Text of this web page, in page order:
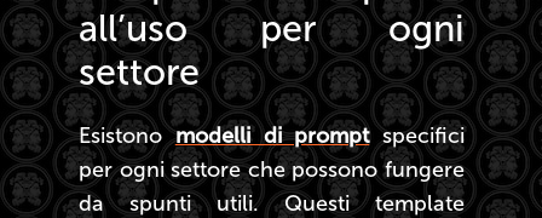
all’uso per ogni
settore
Esistonomodelli di promptspecifici
per ogni settore che possono fungere
da spunti utili. Questi template